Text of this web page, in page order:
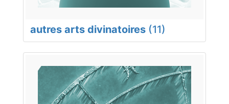
autres arts divinatoires (11)